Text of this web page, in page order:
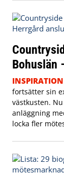
Bohuslän
INSPIRATION
fortsätter sin
västkusten.
anläggning
locka fler